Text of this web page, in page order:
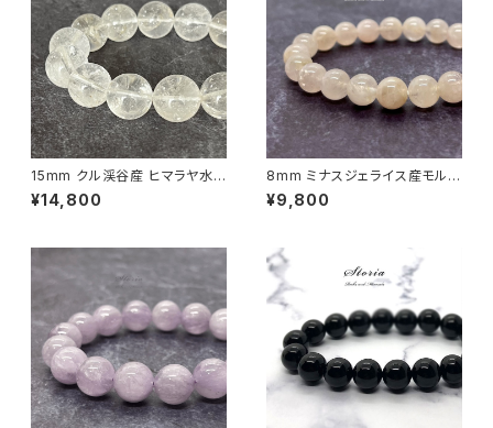
15mm クル渓谷産 ヒマラヤ水
晶 ブレスレット 微細な虹・ライ
モナイト入り【画像現物】
¥14,800
8mm ミナスジェライス産モルガ
ナイト（緑柱石）ブレスレット
¥9,800